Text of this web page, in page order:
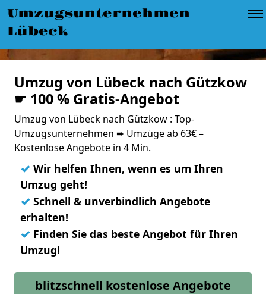
Umzugsunternehmen
Lübeck
Umzug von Lübeck nach Gützkow
☛ 100 % Gratis-Angebot
Umzug von Lübeck nach Gützkow : Top-
Umzugsunternehmen ➨ Umzüge ab 63€ –
Kostenlose Angebote in 4 Min.
✓ Wir helfen Ihnen, wenn es um Ihren
Umzug geht!
✓ Schnell & unverbindlich Angebote
erhalten!
✓ Finden Sie das beste Angebot für Ihren
Umzug!
blitzschnell kostenlose Angebote